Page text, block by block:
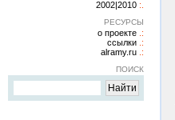
2002|2010
РЕСУРСЫ
о проекте
ссылки
alramy.ru
ПОИСК